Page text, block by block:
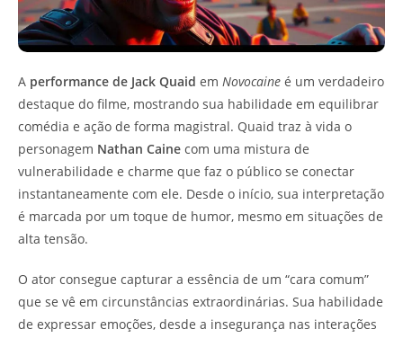
A performance de Jack Quaid em Novocaine é um verdadeiro
destaque do filme, mostrando sua habilidade em equilibrar
comédia e ação de forma magistral. Quaid traz à vida o
personagem Nathan Caine com uma mistura de
vulnerabilidade e charme que faz o público se conectar
instantaneamente com ele. Desde o início, sua interpretação
é marcada por um toque de humor, mesmo em situações de
alta tensão.
O ator consegue capturar a essência de um “cara comum”
que se vê em circunstâncias extraordinárias. Sua habilidade
de expressar emoções, desde a insegurança nas interações